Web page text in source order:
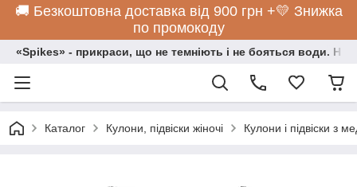
🚚 Безкоштовна доставка від 900 грн +💛 Знижка
по промокоду
«Spikes» - прикраси, що не темніють і не бояться води.
Каталог Кулони, підвіски жіночі Кулони і підвіски з